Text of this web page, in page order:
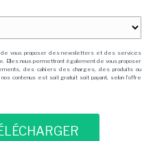
de vous proposer des newsletters et des services
Elles nous permettront également de vous proposer
des cahiers des charges, des produits ou
contenus est soit gratuit soit payant, selon l'offre